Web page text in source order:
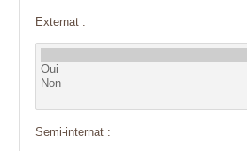
Externat :
Semi-internat :